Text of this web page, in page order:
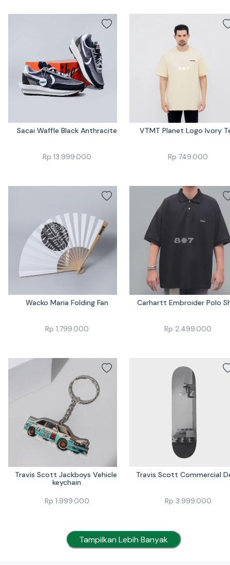
Sacai Waffle Black Anthracite
Rp 13.999.000
VTMT Planet Logo Ivory
Rp 749.000
Wacko Maria Folding Fan
Rp 1.799.000
Carhartt Embroider Polo
Rp 2.499.000
Travis Scott Jackboys Vehicle
keychain
Rp 1.999.000
Travis Scott Commercial
Rp 3.999.000
Tampilkan Lebih Banyak